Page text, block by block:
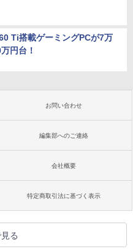
Ti搭載ゲーミングPCが7万
円台！
お問い合わせ
編集部へのご連絡
会社概要
特定商取引法に基づく表示
る